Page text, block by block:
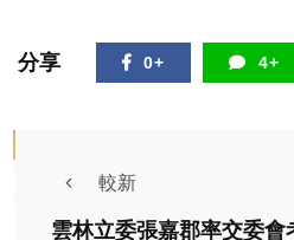
分享 0+ 4+
較新
雲林立委張嘉郡率交委